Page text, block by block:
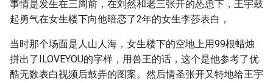
事情是发生在三周前，在刘然和老三张开的怂恿下，王宇鼓
起勇气在女生楼下向他暗恋了2年的女生李莎表白，
当时那个场面是人山人海，女生楼下的空地上用99根蜡烛
拼出了ILOVEYOU的字样，用兽王的话，这个是他参考了优
酷无数表白视频后鼓弄的图案。然后情圣张开又特地给王宇